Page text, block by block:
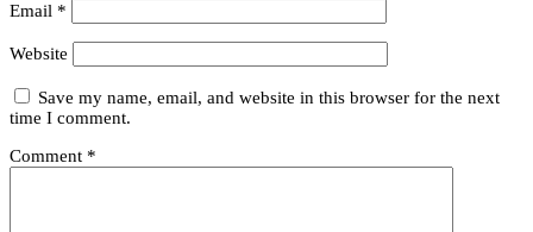
Email *
Website
Save my name, email, and website in this browser for the next
time I comment.
Comment *